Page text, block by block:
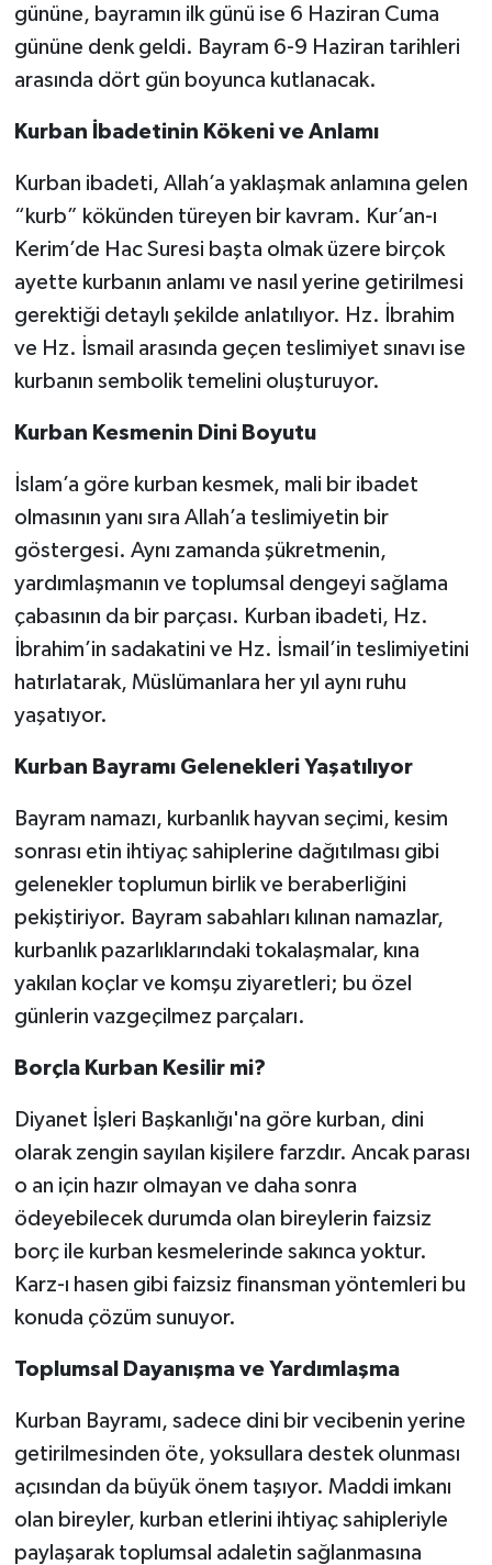
gününe, bayramın ilk günü ise 6 Haziran Cuma
gününe denk geldi. Bayram 6-9 Haziran tarihleri
arasında dört gün boyunca kutlanacak.
Kurban İbadetinin Kökeni ve Anlamı
Kurban ibadeti, Allah’a yaklaşmak anlamına gelen
“kurb” kökünden türeyen bir kavram. Kur’an-ı
Kerim’de Hac Suresi başta olmak üzere birçok
ayette kurbanın anlamı ve nasıl yerine getirilmesi
gerektiği detaylı şekilde anlatılıyor. Hz. İbrahim
ve Hz. İsmail arasında geçen teslimiyet sınavı ise
kurbanın sembolik temelini oluşturuyor.
Kurban Kesmenin Dini Boyutu
İslam’a göre kurban kesmek, mali bir ibadet
olmasının yanı sıra Allah’a teslimiyetin bir
göstergesi. Aynı zamanda şükretmenin,
yardımlaşmanın ve toplumsal dengeyi sağlama
çabasının da bir parçası. Kurban ibadeti, Hz.
İbrahim’in sadakatini ve Hz. İsmail’in teslimiyetini
hatırlatarak, Müslümanlara her yıl aynı ruhu
yaşatıyor.
Kurban Bayramı Gelenekleri Yaşatılıyor
Bayram namazı, kurbanlık hayvan seçimi, kesim
sonrası etin ihtiyaç sahiplerine dağıtılması gibi
gelenekler toplumun birlik ve beraberliğini
pekiştiriyor. Bayram sabahları kılınan namazlar,
kurbanlık pazarlıklarındaki tokalaşmalar, kına
yakılan koçlar ve komşu ziyaretleri; bu özel
günlerin vazgeçilmez parçaları.
Borçla Kurban Kesilir mi?
Diyanet İşleri Başkanlığı'na göre kurban, dini
olarak zengin sayılan kişilere farzdır. Ancak parası
o an için hazır olmayan ve daha sonra
ödeyebilecek durumda olan bireylerin faizsiz
borç ile kurban kesmelerinde sakınca yoktur.
Karz-ı hasen gibi faizsiz finansman yöntemleri bu
konuda çözüm sunuyor.
Toplumsal Dayanışma ve Yardımlaşma
Kurban Bayramı, sadece dini bir vecibenin yerine
getirilmesinden öte, yoksullara destek olunması
açısından da büyük önem taşıyor. Maddi imkanı
olan bireyler, kurban etlerini ihtiyaç sahipleriyle
paylaşarak toplumsal adaletin sağlanmasına